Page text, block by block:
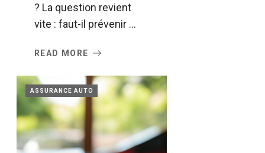
? La question revient
vite : faut-il prévenir ...
READ MORE
ASSURANCE AUTO